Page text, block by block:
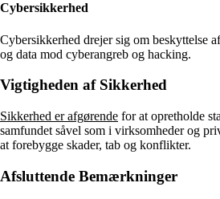
Cybersikkerhed
Cybersikkerhed drejer sig om beskyttelse
og data mod cyberangreb og hacking.
Vigtigheden af Sikkerhed
Sikkerhed er afgørende for at opretholde
samfundet såvel som i virksomheder og
at forebygge skader, tab og konflikter.
Afsluttende Bemærkninger